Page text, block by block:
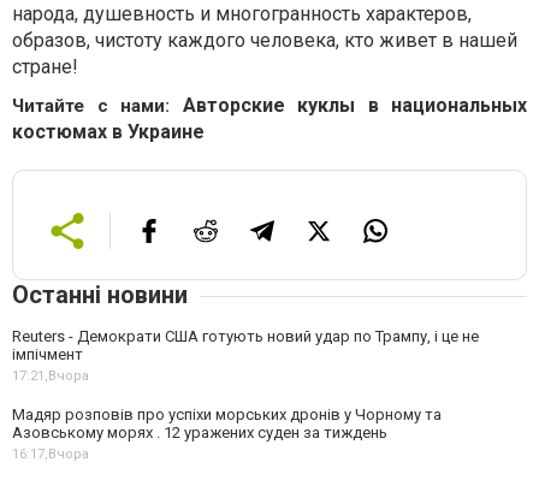
народа, душевность и многогранность характеров,
образов, чистоту каждого человека, кто живет в нашей
стране!
Читайте с нами: Авторские куклы в национальных
костюмах в Украине
Останні новини
Reuters - Демократи США готують новий удар по Трампу, і це не
імпічмент
17:21,Вчора
Мадяр розповів про успіхи морських дронів у Чорному та
Азовському морях . 12 уражених суден за тиждень
16:17,Вчора